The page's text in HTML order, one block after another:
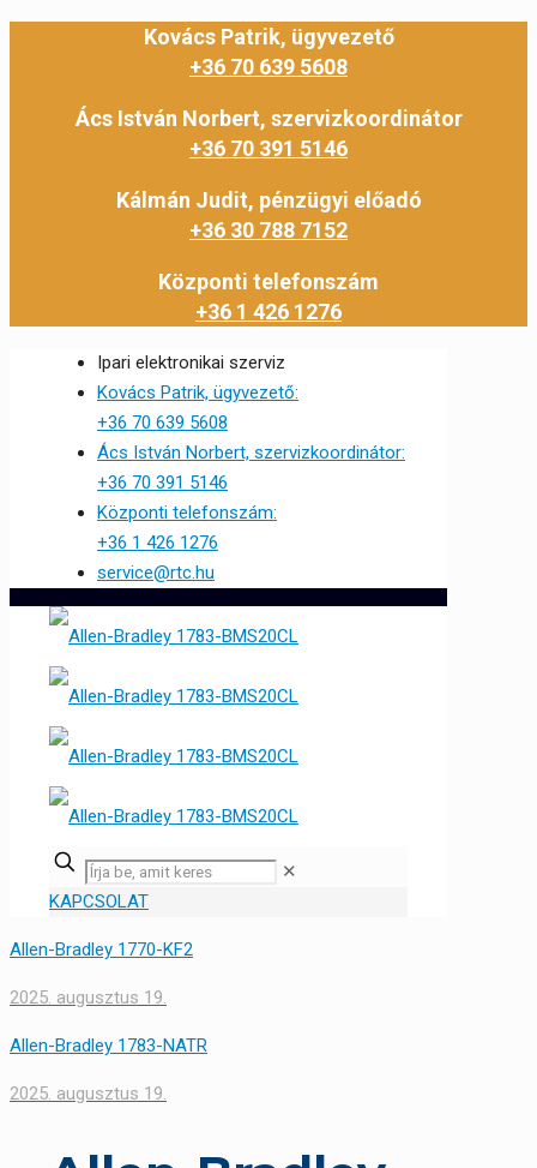
Kovács Patrik, ügyvezető
+36 70 639 5608
Ács István Norbert, szervizkoordinátor
+36 70 391 5146
Kálmán Judit, pénzügyi előadó
+36 30 788 7152
Központi telefonszám
+36 1 426 1276
Ipari elektronikai szerviz
Kovács Patrik, ügyvezető:
+36 70 639 5608
Ács István Norbert, szervizkoordinátor:
+36 70 391 5146
Központi telefonszám:
+36 1 426 1276
service@rtc.hu
✕
KAPCSOLAT
Allen-Bradley 1770-KF2
2025. augusztus 19.
Allen-Bradley 1783-NATR
2025. augusztus 19.